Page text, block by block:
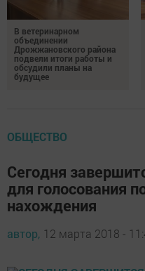
В ветеринарном
объединении
Дрожжановского района
подвели итоги работы и
обсудили планы на
будущее
ОБЩЕСТВО
Сегодня
для голосования
нахождения
автор, 12 марта 2018 -